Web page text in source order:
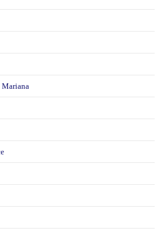
Mariana